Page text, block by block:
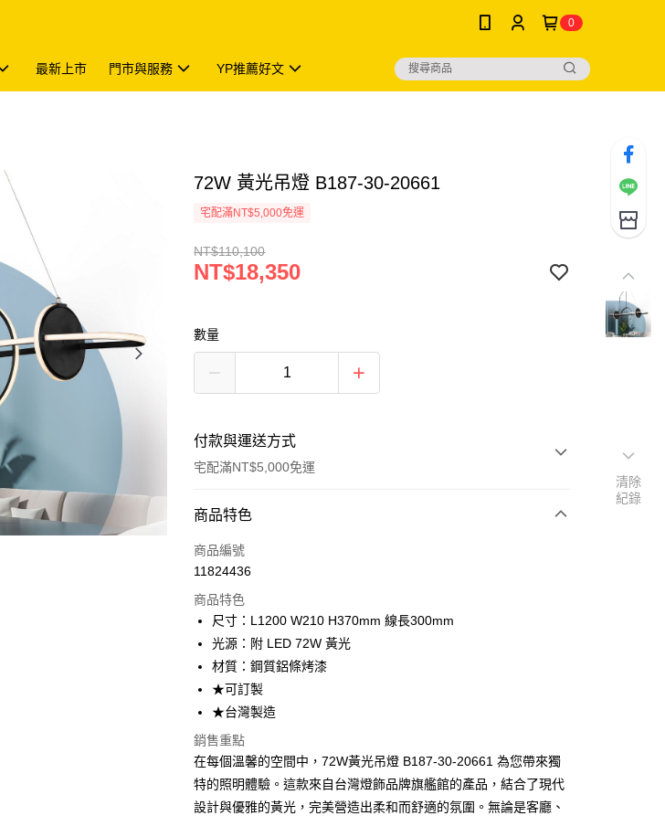
0
最新上市 門市與服務 YP推薦好文
72W 黃光吊燈 B187-30-20661
宅配滿NT$5,000免運
NT$110,100
NT$18,350
數量
付款與運送方式
宅配滿NT$5,000免運
付款方式
信用卡一次付款
Apple Pay
街口支付
悠遊付
Google Pay
全盈+PAY
AFTEE先享後付
相關說明
商品特色
商品編號
11824436
商品特色
尺寸：L1200 W210 H370mm 線長300mm
光源：附 LED 72W 黃光
材質：鋼質鋁條烤漆
★可訂製
★台灣製造
銷售重點
在每個溫馨的空間中，72W黃光吊燈 B187-30-20661 為您帶來獨
特的照明體驗。這款來自台灣燈飾品牌旗艦館的產品，結合了現代
設計與優雅的黃光，完美營造出柔和而舒適的氛圍。無論是客廳、
清除
紀錄